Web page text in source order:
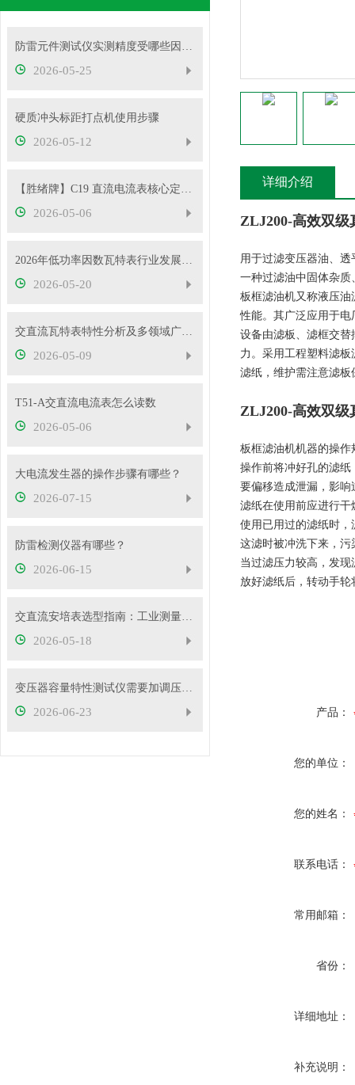
防雷元件测试仪实测精度受哪些因素影响？如何判断仪器好坏？
2026-05-25
硬质冲头标距打点机使用步骤
2026-05-12
【胜绪牌】C19 直流电流表核心定位与原理
2026-05-06
2026年低功率因数瓦特表行业发展概况
2026-05-20
交直流瓦特表特性分析及多领域广泛应用
2026-05-09
T51-A交直流电流表怎么读数
2026-05-06
大电流发生器的操作步骤有哪些？
2026-07-15
防雷检测仪器有哪些？
2026-06-15
交直流安培表选型指南：工业测量如何选对型号
2026-05-18
变压器容量特性测试仪需要加调压器吗？
2026-06-23
详细介绍
ZLJ200-高效双级
用于过滤变压器油、
一种过滤油中固体杂
板框滤油机又称液压
性能。其广泛应用于
设备由滤板、滤框交
力。采用工程塑料滤
滤纸，维护需注意滤
ZLJ200-高效双级
板框滤油机机器的操作
操作前将冲好孔的滤
要偏移造成泄漏，影响
滤纸在使用前应进行
使用已用过的滤纸时
这滤时被冲洗下来，污
当过滤压力较高，发
放好滤纸后，转动手
产品：
您的单位：
您的姓名：
联系电话：
常用邮箱：
省份：
详细地址：
补充说明：